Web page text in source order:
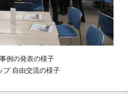
プ 検討事例の発表の様子
自由交流の様子